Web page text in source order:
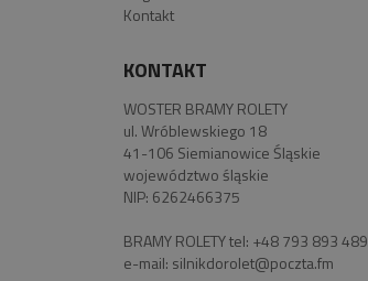
Kontakt
KONTAKT
WOSTER BRAMY ROLETY
ul. Wróblewskiego 18
41-106 Siemianowice Śląskie
województwo śląskie
NIP: 6262466375
BRAMY ROLETY tel: +48 793 893 489
e-mail: silnikdorolet@poczta.fm